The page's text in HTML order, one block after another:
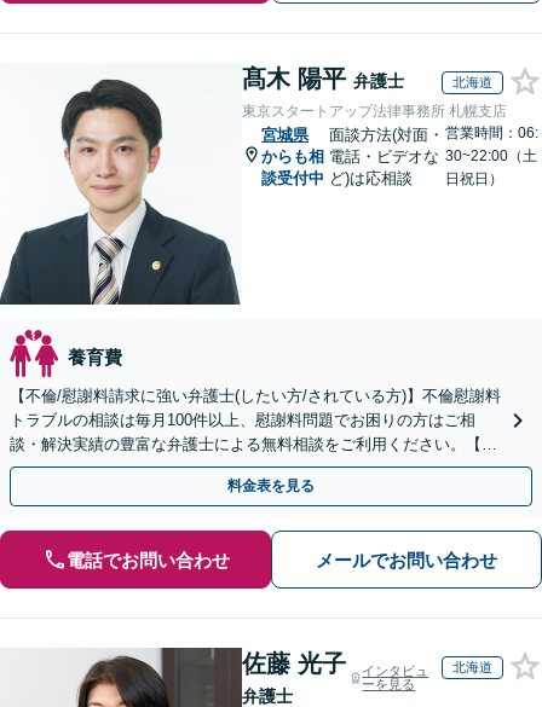
髙木 陽平 弁護士 北海道
東京スタートアップ法律事務所 札幌支店
宮城県
からも相
談受付中
面談方法(対面・
電話・ビデオな
ど)は応相談
営業時間：06:
30~22:00（土
日祝日）
養育費
【不倫/慰謝料請求に強い弁護士(したい方/されている方)】不倫慰謝料
トラブルの相談は毎月100件以上、慰謝料問題でお困りの方はご相
談・解決実績の豊富な弁護士による無料相談をご利用ください。【不
倫相談は初回0円】【北海道・東北エリア対応】
料金表を見る
電話でお問い合わせ メールでお問い合わせ
佐藤 光子
弁護士
インタビュ
ーを見る
北海道